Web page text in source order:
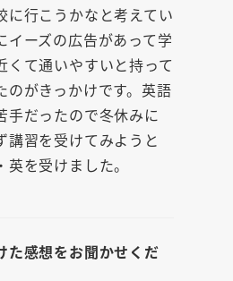
に行こうかなと考えてい
イーズの広告があって学
くて通いやすいと持って
のがきっかけです。英語
手だったので冬休みに
講習を受けてみようと
英を受けました。
た感想をお聞かせくだ